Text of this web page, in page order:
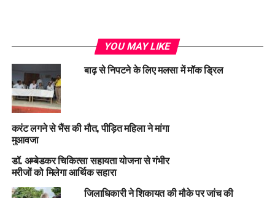
YOU MAY LIKE
बाढ़ से निपटने के लिए मलसा में मॉक ड्रिल
करंट लगने से भैंस की मौत, पीड़ित महिला ने मांगा
मुआवजा
डॉ. अम्बेडकर चिकित्सा सहायता योजना से गंभीर
मरीजों को मिलेगा आर्थिक सहारा
जिलाधिकारी ने शिकायत की मौके पर जांच की